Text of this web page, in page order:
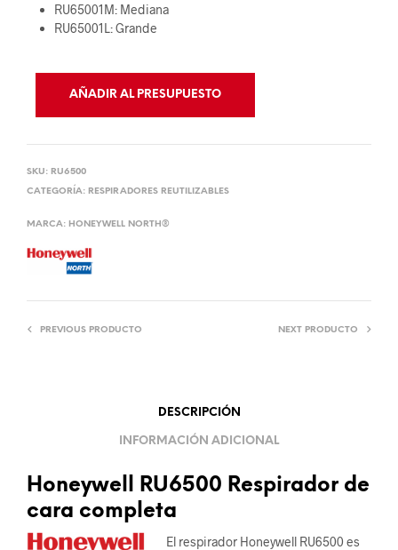
RU65001M: Mediana
RU65001L: Grande
AÑADIR AL PRESUPUESTO
SKU: RU6500
CATEGORÍA: RESPIRADORES REUTILIZABLES
MARCA: HONEYWELL NORTH®
PREVIOUS PRODUCTO NEXT PRODUCTO
DESCRIPCIÓN
INFORMACIÓN ADICIONAL
Honeywell RU6500 Respirador de
cara completa
El respirador Honeywell RU6500 es